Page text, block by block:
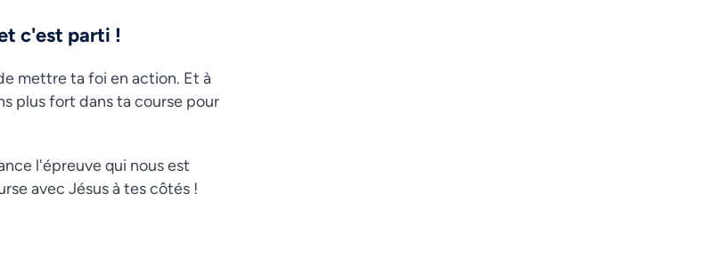
c'est parti !
mettre ta foi en action. Et à
plus fort dans ta course pour
l'épreuve qui nous est
avec Jésus à tes côtés !